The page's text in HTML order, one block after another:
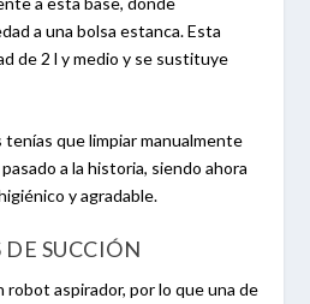
a una bolsa estanca.Esta
de 2 l y medio y se sustituye
que limpiar manualmente
a la historia, siendo ahora
y agradable.
DE SUCCIÓN
robot aspirador, por lo que una de